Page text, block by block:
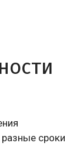
сроки